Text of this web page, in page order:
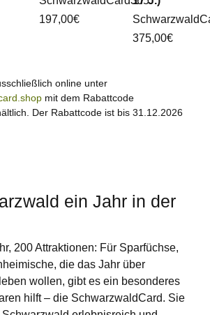
197,00€
375,00€
online unter
mit dem Rabattcode
Der Rabattcode ist bis 31.12.2026
ein Jahr in der
200 Attraktionen: Für Sparfüchse,
die das Jahr über
wollen, gibt es ein besonderes
hilft – die SchwarzwaldCard. Sie